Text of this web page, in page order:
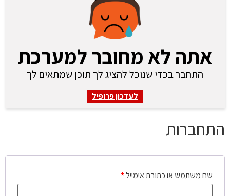
אתה לא מחובר למערכת
התחבר בכדי שנוכל להציג לך תוכן שמתאים לך
לעדכון פרופיל
התחברות
שם משתמש או כתובת אימייל*